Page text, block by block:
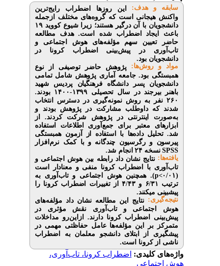
این روزها اضطراب رایج‌ترین
است که گروه‌های مختلف ازجمله
دانشجویان با آن درگیر هستند؛ زیرا شیوع کووید ۱۹
اضطراب شده ‌است. هدف مطالعه
سهم مؤلفه‌های هوش اجتماعی و
در پیش‌بینی اضطراب کرونا در
پژوهش حاضر توصیفی از نوع
بود. جامعه آماری پژوهش شامل تمامی
پسر دانشگاه فرهنگیان پردیس شهید
باهنر بیرجند در سال تحصیلی ۱۳۹۹-۱۴۰۰ بودند.
نفر به روش نمونه‌گیری در دسترس انتخاب
داوطلب مشارکت در پژوهش بودند و
اینترنتی در پژوهش شرکت کردند. از
معتبر برای جمع‌آوری اطلاعات استفاده
داده‌ها با استفاده از آزمون همبستگی
و رگرسیون چندگانه و با کمک نرم‌افزار
نتایج نشان دادرابطه بین هوش اجتماعی و
با اضطراب کرونا منفی و معنا‌دار است
همچنین هوش اجتماعی و تاب‌آوری به
ترتیب ۶/۳۱ و ۴/۴۳ از تغییرات اضطراب کرونا را
نتایج این مطالعه نشان داد مؤلفه‌های
و تاب‌آوری نقش مؤثری در
اضطراب کرونا دارند. ازاین‌رو مداخلات
بر این مؤلفه‌ها عامل حفاظتی مهمی در
از ابتلای دانشجو معلمان به اضطراب
اضطراب کرونا، تاب‌آوری،